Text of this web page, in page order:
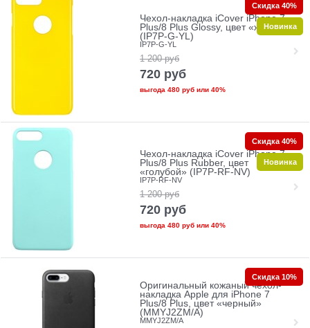
Чехол-накладка iCover iPhone 7
Plus/8 Plus Glossy, цвет «желтый»
(IP7P-G-YL)
IP7P-G-YL
1 200 руб
720 руб
выгода 480 рубили 40%
Скидка 40%
Новинка
Чехол-накладка iCover iPhone 7
Plus/8 Plus Rubber, цвет
«голубой» (IP7P-RF-NV)
IP7P-RF-NV
1 200 руб
720 руб
выгода 480 рубили 40%
Скидка 40%
Новинка
Оригинальный кожаный чехол-
накладка Apple для iPhone 7
Plus/8 Plus, цвет «черный»
(MMYJ2ZM/A)
MMYJ2ZM/A
Скидка 10%